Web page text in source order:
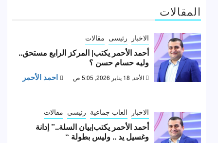
المقالات
الاخبار رئيسى مقالات
أحمد الأحمر يكتب| المركز الرابع مستحق..
وليه حسام حسن ؟
الأحد, 18 يناير 2026, 5:05 ص احمد الأحمر
الاخبار العاب جماعية رئيسى مقالات
أحمد الأحمر يكتب|بيان السلة..” إدانة
وغسيل يد .. وليس بطولة “